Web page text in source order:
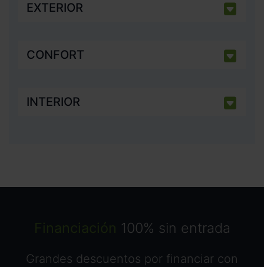
EXTERIOR
CONFORT
INTERIOR
Financiación 100% sin entrada
Grandes descuentos por financiar con